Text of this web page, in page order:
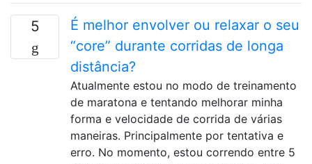
5
É melhor envolver ou relaxar o seu
“core” durante corridas de longa
distância?
Atualmente estou no modo de treinamento
de maratona e tentando melhorar minha
forma e velocidade de corrida de várias
maneiras. Principalmente por tentativa e
erro. No momento, estou correndo entre 5